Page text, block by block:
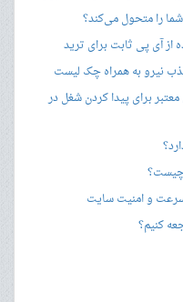
از آی پی ثابت برای ترید
جذب نیرو به همراه چک لیست
برای پیدا کردن شغل در
چیست؟
و امنیت سایت
کنیم؟